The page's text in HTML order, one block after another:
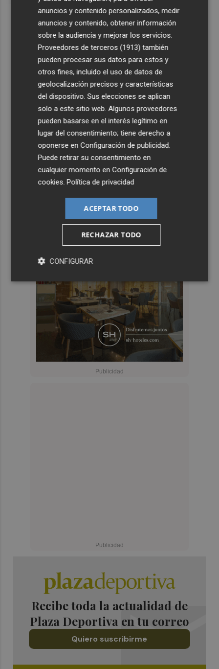
Recibe toda la actualidad de
Plaza Deportiva en tu correo
Quiero suscribirme
anuncios y contenido personalizados, medir
anuncios y contenido, obtener información
sobre la audiencia y mejorar los servicios.
Proveedores de terceros (1913) también
pueden procesar sus datos para estos y
otros fines, incluido el uso de datos de
geolocalización precisos y características
del dispositivo. Sus elecciones se aplican
solo a este sitio web. Algunos proveedores
pueden basarse en el interés legítimo en
lugar del consentimiento; tiene derecho a
oponerse enConfiguración de publicidad
Puede retirar su consentimiento en
cualquier momento enConfiguración de
cookies .Política de privacidad
ACEPTAR TODO
RECHAZAR TODO
CONFIGURAR